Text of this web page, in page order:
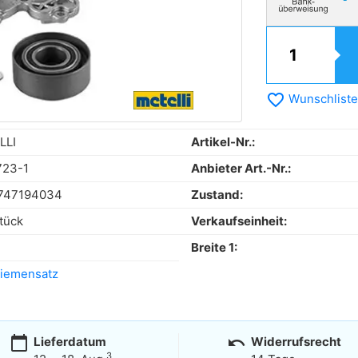
favorite_border Wunschliste
Artikel-Nr.:
1
Anbieter Art.-Nr.:
Zustand:
Verkaufseinheit:
Breite 1:
calendar_today Lieferdatum
undo Widerrufsrecht